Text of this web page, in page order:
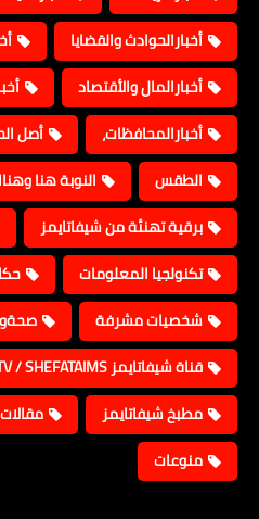
أخبارالحوادث والقضايا
أخبارالمال والأقتصاد
أخبارالمحافظات،
أصل
الطقس
النوبة هنا
برقية تهنئة من شيفاتايمز
تكنولجيا المعلومات
شخصيات مشرفة
قناة شيفاتايمز TV / SHEFATAIMS
مطبخ شيفاتايمز
مقالات
منوعات